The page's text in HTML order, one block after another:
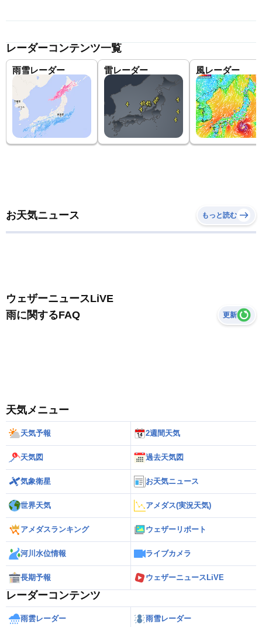
レーダーコンテンツ一覧
雨雪レーダー 雷レーダー 風レーダー
お天気ニュース もっと読む
ウェザーニュースLiVE
雨に関するFAQ
更新
天気メニュー
天気予報 2週間天気
天気図 過去天気図
気象衛星 お天気ニュース
世界天気 アメダス(実況天気)
アメダスランキング ウェザーリポート
河川水位情報 ライブカメラ
長期予報 ウェザーニュースLiVE
レーダーコンテンツ
雨雲レーダー 雨雪レーダー